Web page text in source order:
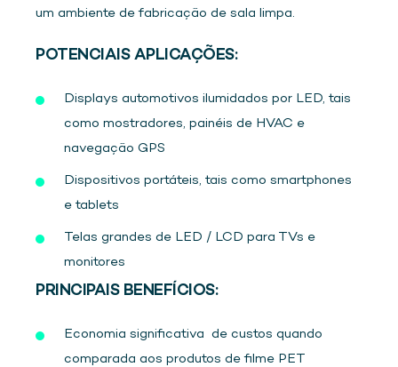
um ambiente de fabricação de sala limpa.
POTENCIAIS APLICAÇÕES:
Displays automotivos ilumidados por LED, tais
como mostradores, painéis de HVAC e
navegação GPS
Dispositivos portáteis, tais como smartphones
e tablets
Telas grandes de LED / LCD para TVs e
monitores
PRINCIPAIS BENEFÍCIOS:
Economia significativa de custos quando
comparada aos produtos de filme PET